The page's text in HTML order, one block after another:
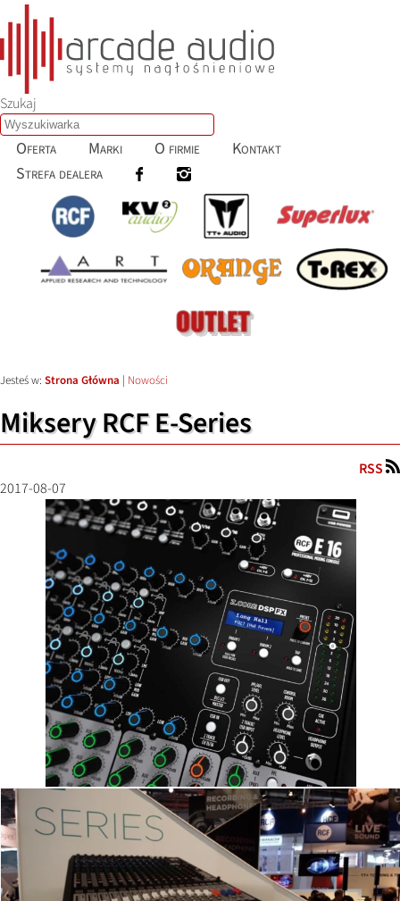
Szukaj
Oferta Marki O firmie
Kontakt
Strefa dealera
Jesteś w: Strona Główna | Nowości
Miksery RCF E-Series
RSS
2017-08-07